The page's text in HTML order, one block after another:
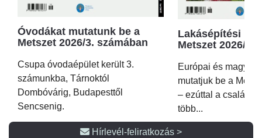
Óvodákat mutatunk be a
Metszet 2026/3. számában
Csupa óvodaépület került 3.
számunkba, Tárnoktól
Dombóvárig, Budapesttől
Sencsenig.
Lakásépítési
Metszet 2026/2.
Európai és magyar
mutatjuk be a
– ezúttal a családi
több...
Hírlevél-feliratkozás >